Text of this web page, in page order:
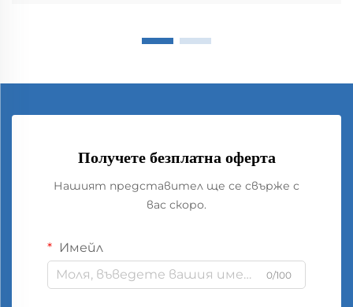
Получете безплатна оферта
Нашият представител ще се свърже с
вас скоро.
Имейл
0/100